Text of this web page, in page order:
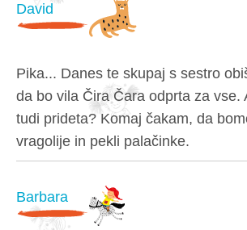
David
Pika... Danes te skupaj s sestro
da bo vila Čira Čara odprta za vse.
tudi prideta? Komaj čakam, da
vragolije in pekli palačinke.
Barbara